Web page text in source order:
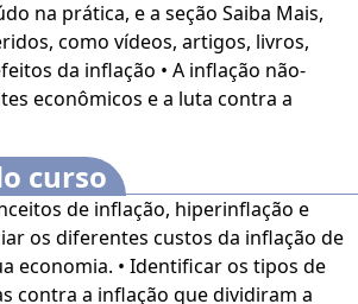
na prática, e a seção Saiba Mais,
como vídeos, artigos, livros,
econômicos e a luta contra a
curso
de inflação, hiperinflação e
os diferentes custos da inflação de
economia. • Identificar os tipos de
contra a inflação que dividiram a